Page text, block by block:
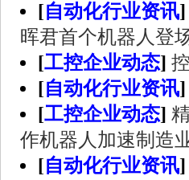
[自动化行业资讯]
晖君首个机器人登
[工控企业动态]
[自动化行业资讯]
[工控企业动态]
作机器人加速制造
[自动化行业资讯]